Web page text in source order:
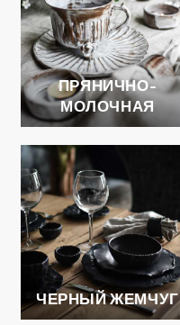
ПРЯНИЧНО-
МОЛОЧНАЯ
ЧЕРНЫЙ ЖЕМЧУГ